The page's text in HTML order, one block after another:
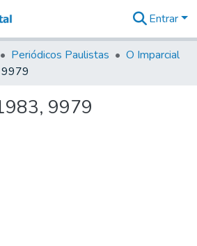
&
Coleções
Tudo na
Digital
Entrar
Periódicos Paulistas
O Imparcial
9979
9979